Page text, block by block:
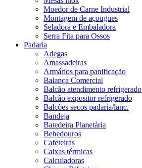
Moedor de Carne Industrial
Montagem de açougues
Seladora e Embaladora
Serra Fita para Ossos
Padaria
Adegas
Amassadeiras
Armários para panificação
Balança Comercial
Balcão atendimento refrigerado
Balcão expositor refrigerado
Balcões secos padaria/lanc.
Bandeja
Batedeira Planetária
Bebedouros
Cafeteiras
Caixas térmicas
Calculadoras